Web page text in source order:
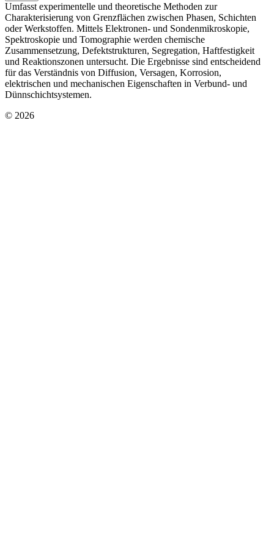
Umfasst experimentelle und theoretische Methoden zur
Charakterisierung von Grenzflächen zwischen Phasen, Schichten
oder Werkstoffen. Mittels Elektronen- und Sondenmikroskopie,
Spektroskopie und Tomographie werden chemische
Zusammensetzung, Defektstrukturen, Segregation, Haftfestigkeit
und Reaktionszonen untersucht. Die Ergebnisse sind entscheidend
für das Verständnis von Diffusion, Versagen, Korrosion,
elektrischen und mechanischen Eigenschaften in Verbund- und
Dünnschichtsystemen.
© 2026